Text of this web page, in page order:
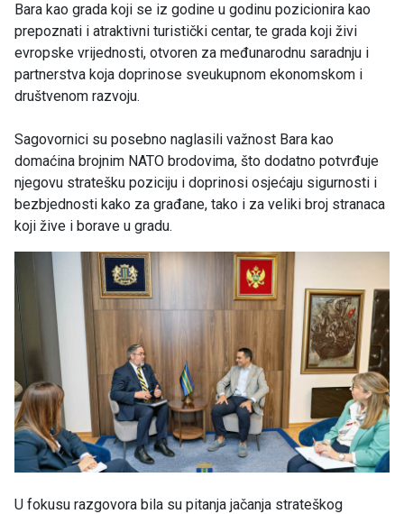
Bara kao grada koji se iz godine u godinu pozicionira kao
prepoznati i atraktivni turistički centar, te grada koji živi
evropske vrijednosti, otvoren za međunarodnu saradnju i
partnerstva koja doprinose sveukupnom ekonomskom i
društvenom razvoju.
Sagovornici su posebno naglasili važnost Bara kao
domaćina brojnim NATO brodovima, što dodatno potvrđuje
njegovu stratešku poziciju i doprinosi osjećaju sigurnosti i
bezbjednosti kako za građane, tako i za veliki broj stranaca
koji žive i borave u gradu.
U fokusu razgovora bila su pitanja jačanja strateškog